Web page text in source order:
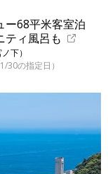
ー68平米客室泊
ティ風呂も
下）
の指定日）